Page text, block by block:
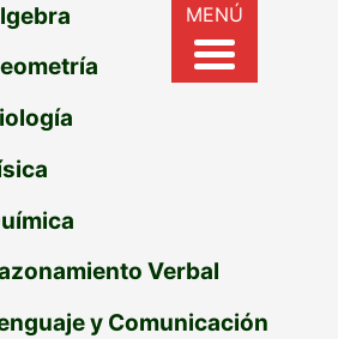
Verbal
y Comunicación
MENÚ